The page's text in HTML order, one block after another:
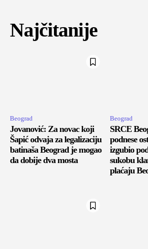
Najčitanije
Beograd
Jovanović: Za novac koji
Šapić odvaja za legalizaciju
batinaša Beograd je mogao
da dobije dva mosta
Beograd
SRCE
podnese
izgubio
sukobu
plaćaju